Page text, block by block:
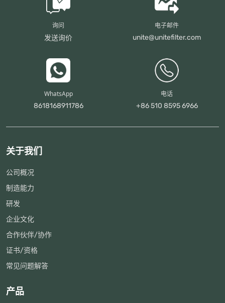
询问
发送询价
电子邮件
unite@unitefilter.com
WhatsApp
8618168911786
电话
+86 510 8595 6966
关于我们
公司概况
制造能力
研发
企业文化
合作伙伴/协作
证书/资格
常见问题解答
产品